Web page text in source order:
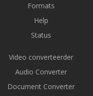
Formats
Help
Status
Video converteerder
Audio Converter
Document Converter